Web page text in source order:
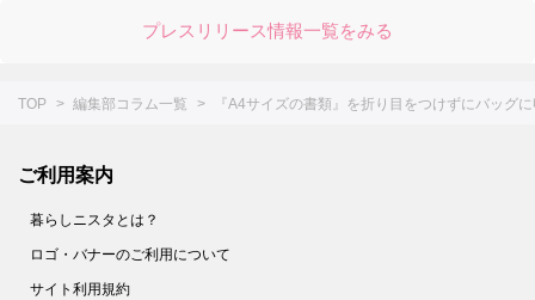
プレスリリース情報一覧をみる
TOP 編集部コラム一覧 『A4サイズの書類』を折り目をつけずにバッ
ご利用案内
暮らしニスタとは？
ロゴ・バナーのご利用について
サイト利用規約